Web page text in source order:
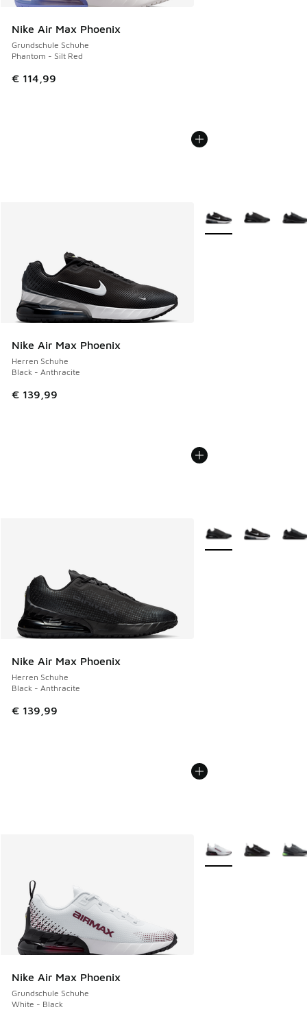
Nike Air Max Phoenix
Grundschule Schuhe
Phantom - Silt Red
€ 114,99
Nike Air Max Phoenix
Herren Schuhe
Black - Anthracite
€ 139,99
Weitere Farben
Nike Air Max Phoenix
Herren Schuhe
Black - Anthracite
€ 139,99
Weitere Farben
Nike Air Max Phoenix
Grundschule Schuhe
White - Black
Weitere Farben